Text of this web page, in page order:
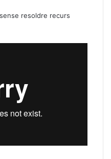
resoldre recurs